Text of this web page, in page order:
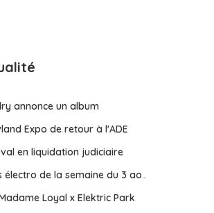
annonce un album
Expo de retour à l'ADE
en liquidation judiciaire
de la semaine du 3 août 2026
Loyal x Elektric Park